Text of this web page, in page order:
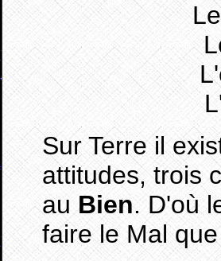
Sur Terre il
attitudes, trois
au Bien. D'où
faire le Mal